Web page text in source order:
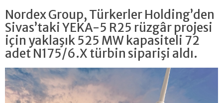
Nordex Group, Türkerler Holding’den
Sivas’taki YEKA-5 R25 rüzgâr projesi
için yaklaşık 525 MW kapasiteli 72
adet N175/6.X türbin siparişi aldı.